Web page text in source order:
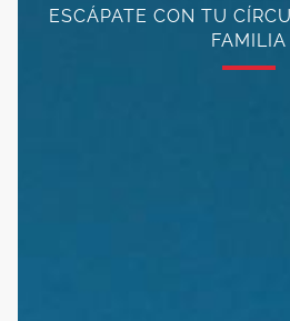
ESCÁPATE CON TU
FAMILIA